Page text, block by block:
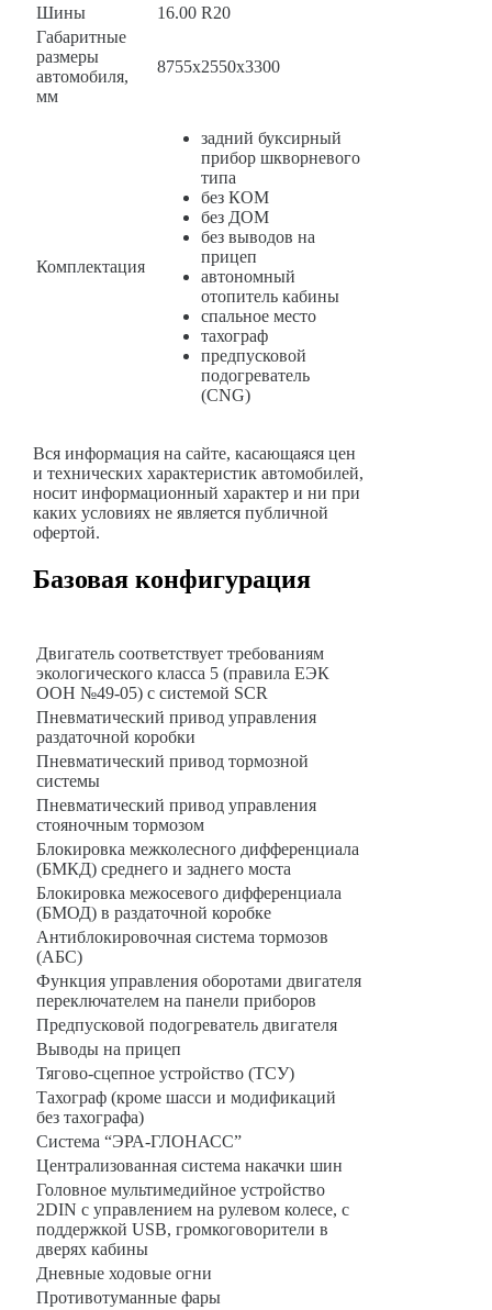
Шины
16.00 R20
Габаритные
размеры
автомобиля,
мм
8755х2550х3300
Комплектация
задний буксирный
прибор шкворневого
типа
без КОМ
без ДОМ
без выводов на
прицеп
автономный
отопитель кабины
спальное место
тахограф
предпусковой
подогреватель
(CNG)
Вся информация на сайте, касающаяся цен
и технических характеристик автомобилей,
носит информационный характер и ни при
каких условиях не является публичной
офертой.
Базовая конфигурация
Двигатель соответствует требованиям
экологического класса 5 (правила ЕЭК
ООН №49-05) с системой SCR
Пневматический привод управления
раздаточной коробки
Пневматический привод тормозной
системы
Пневматический привод управления
стояночным тормозом
Блокировка межколесного дифференциала
(БМКД) среднего и заднего моста
Блокировка межосевого дифференциала
(БМОД) в раздаточной коробке
Антиблокировочная система тормозов
(АБС)
Функция управления оборотами двигателя
переключателем на панели приборов
Предпусковой подогреватель двигателя
Выводы на прицеп
Тягово-сцепное устройство (ТСУ)
Тахограф (кроме шасси и модификаций
без тахографа)
Система “ЭРА-ГЛОНАСС”
Централизованная система накачки шин
Головное мультимедийное устройство
2DIN с управлением на рулевом колесе, с
поддержкой USB, громкоговорители в
дверях кабины
Дневные ходовые огни
Противотуманные фары